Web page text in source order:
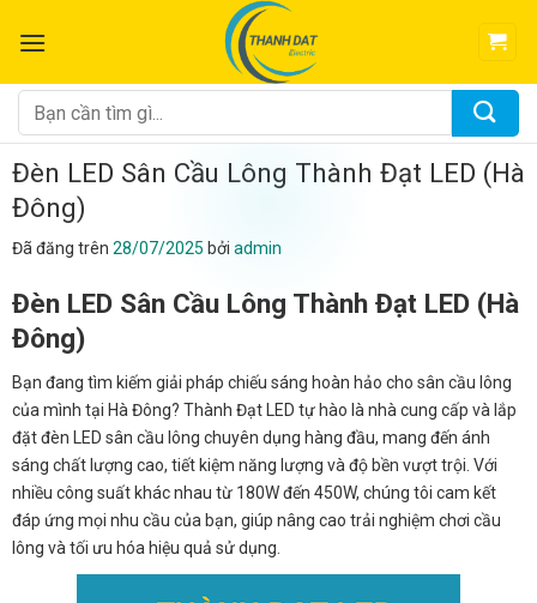
đến
dung
Tìm
kiếm:
Đèn LED Sân Cầu Lông Thành Đạt LED (Hà
Đông)
Đã đăng trên 28/07/2025 bởi admin
Đèn LED Sân Cầu Lông Thành Đạt LED (Hà
Đông)
Bạn đang tìm kiếm giải pháp chiếu sáng hoàn hảo cho sân cầu lông
của mình tại Hà Đông? Thành Đạt LED tự hào là nhà cung cấp và lắp
đặt đèn LED sân cầu lông chuyên dụng hàng đầu, mang đến ánh
sáng chất lượng cao, tiết kiệm năng lượng và độ bền vượt trội. Với
nhiều công suất khác nhau từ 180W đến 450W, chúng tôi cam kết
đáp ứng mọi nhu cầu của bạn, giúp nâng cao trải nghiệm chơi cầu
lông và tối ưu hóa hiệu quả sử dụng.